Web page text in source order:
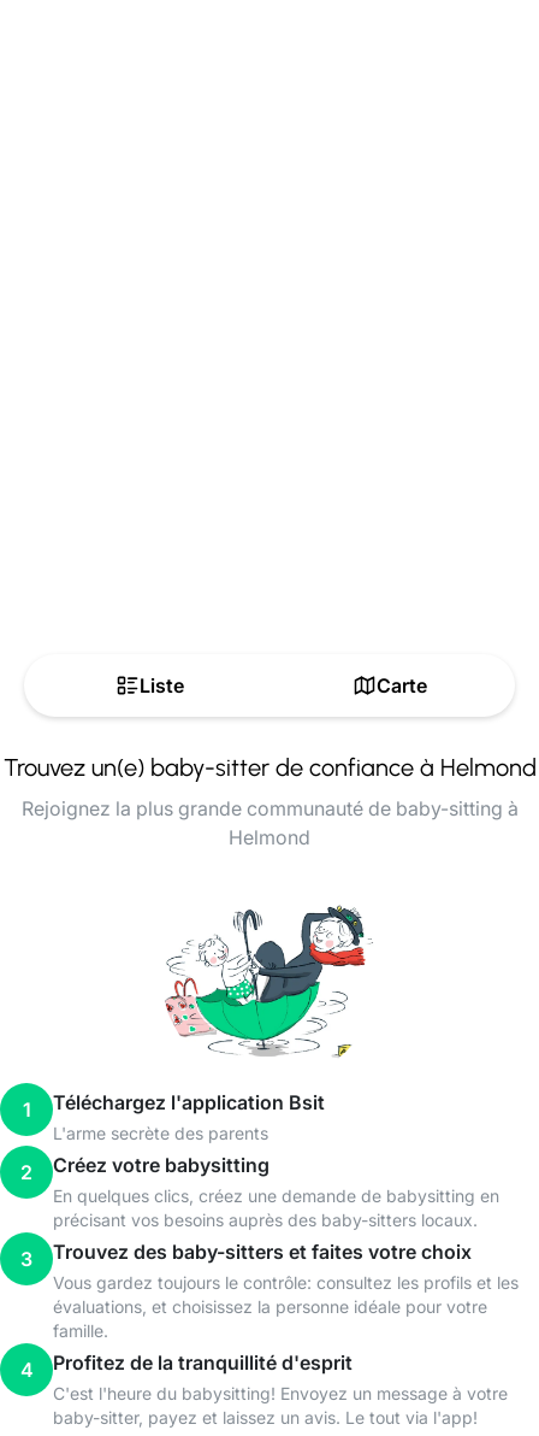
Liste Carte
Trouvez un(e) baby-sitter de confiance à Helmond
Rejoignez la plus grande communauté de baby-sitting à
Helmond
1 Téléchargez l'application Bsit
L'arme secrète des parents
2 Créez votre babysitting
En quelques clics, créez une demande de babysitting en
précisant vos besoins auprès des baby-sitters locaux.
3 Trouvez des baby-sitters et faites votre choix
Vous gardez toujours le contrôle: consultez les profils et les
évaluations, et choisissez la personne idéale pour votre
famille.
4 Profitez de la tranquillité d'esprit
C'est l'heure du babysitting! Envoyez un message à votre
baby-sitter, payez et laissez un avis. Le tout via l'app!